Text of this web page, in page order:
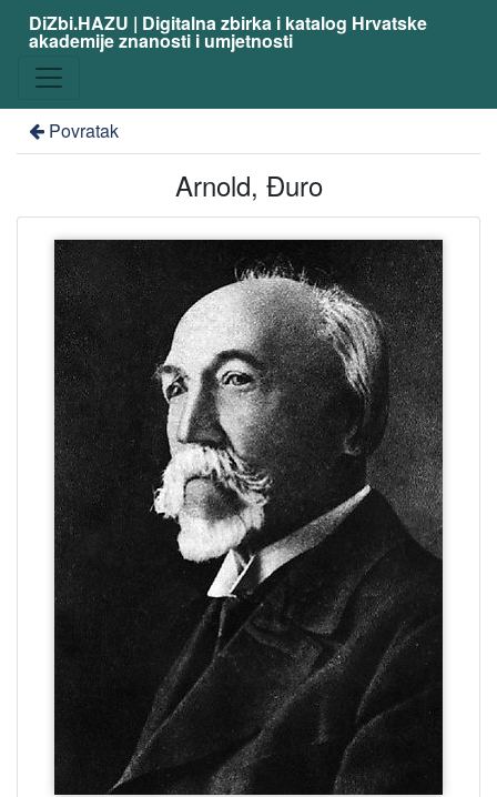
DiZbi.HAZU | Digitalna zbirka i katalog Hrvatske
akademije znanosti i umjetnosti
Povratak
Arnold, Đuro